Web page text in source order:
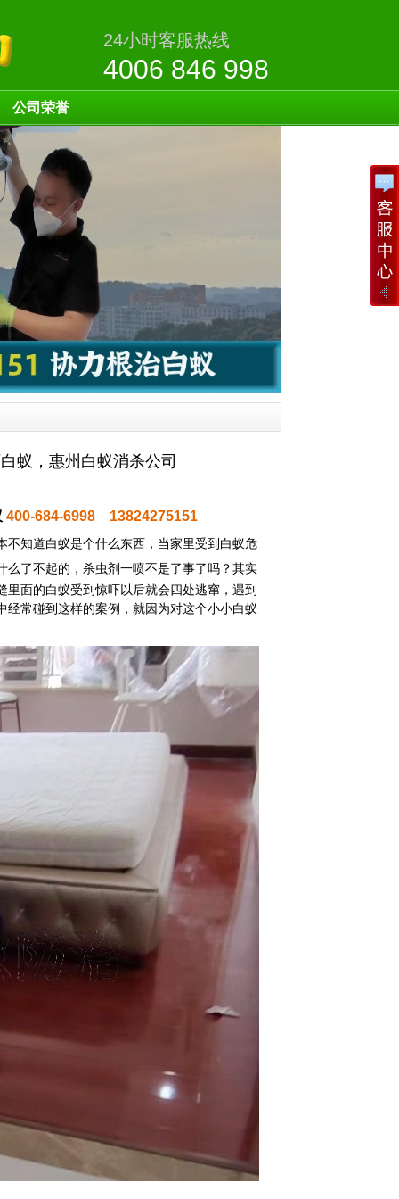
24小时客服热线
4006 846 998
公司荣誉
蚁，惠州白蚁消杀公司
400-684-6998 13824275151
知道白蚁是个什么东西，当家里受到白蚁危
么了不起的，杀虫剂一喷不是了事了吗？其实
面的白蚁受到惊吓以后就会四处逃窜，遇到
经常碰到这样的案例，就因为对这个小小白蚁